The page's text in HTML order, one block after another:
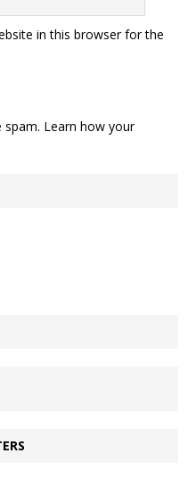
in this browser for the
spam. Learn how your